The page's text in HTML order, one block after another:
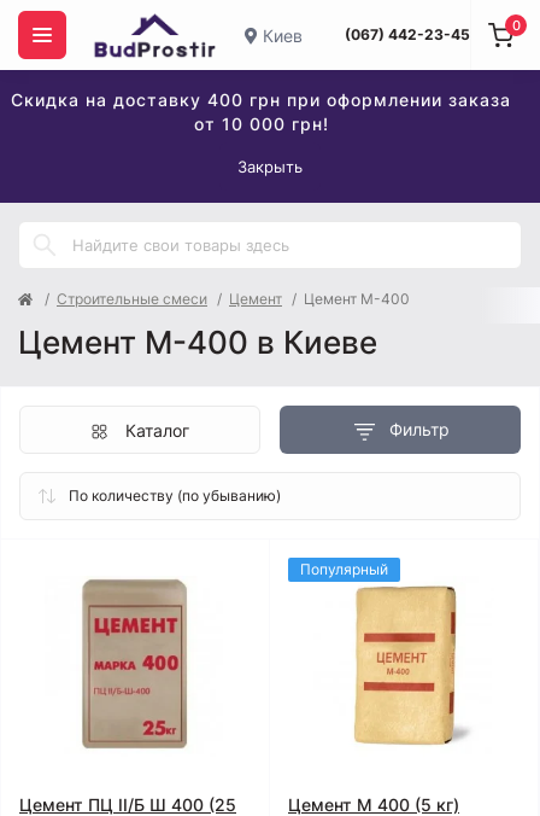
Киев (067) 442-23-45
Скидка на доставку 400 грн при оформлении заказа
от 10 000 грн!
Закрыть
0
Строительные смеси Цемент Цемент М-400
Цемент М-400 в Киеве
Фильтр
Каталог
Цемент ПЦ II/Б Ш 400 (25
Популярный
Цемент М 400 (5 кг)